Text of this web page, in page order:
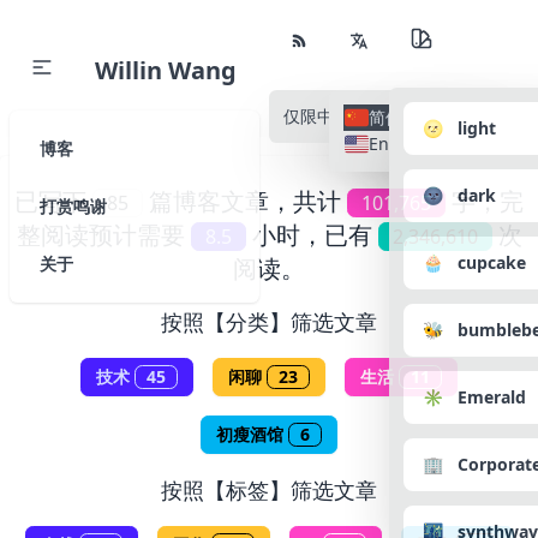
博客
打赏鸣谢
关于
Willin Wang
仅限中文所有语种
简体中文
English
🌝 light
🌚 dark
🧁 cupcake
🐝
✳️ Emerald
🏢
🌃
已写下 篇博客文章，共计 101,765
字，完
小时，已有 2,346,610 次
阅读。
按照【分类】筛选文章
技术 45 闲聊 23 生活 11
初瘦酒馆 6
按照【标签】筛选文章